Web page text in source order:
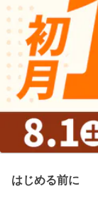
はじめる前に